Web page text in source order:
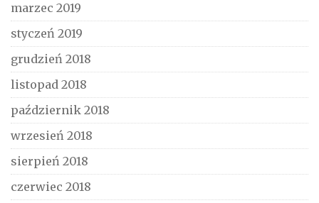
marzec 2019
styczeń 2019
grudzień 2018
listopad 2018
październik 2018
wrzesień 2018
sierpień 2018
czerwiec 2018